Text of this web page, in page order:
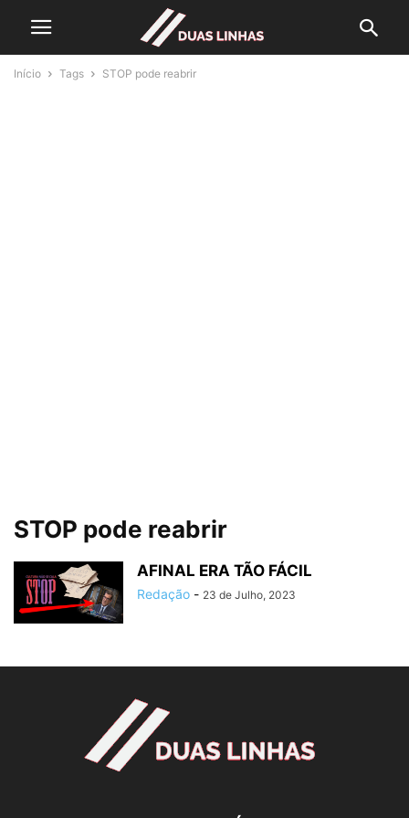
Início Tags STOP pode reabrir
STOP pode reabrir
AFINAL ERA TÃO FÁCIL
Redação - 23 de Julho, 2023